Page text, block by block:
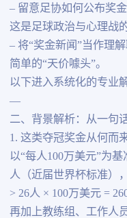
– 留意足协如何公布奖
这是足球政治与心理战
– 将“奖金新闻”当作理
简单的“天价噱头”。
以下进入系统化的专业解
—
二、背景解析：从一句
1. 这类夺冠奖金从何而来
以“每人100万美元”为
人（近届世界杯标准）
> 26人 × 100万美元 =
再加上教练组、工作人